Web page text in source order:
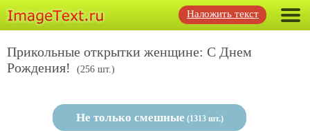
Наложить текст
Прикольные открытки женщине: С Днем
Рождения!
(256 шт.)
Не только смешные (1313 шт.)